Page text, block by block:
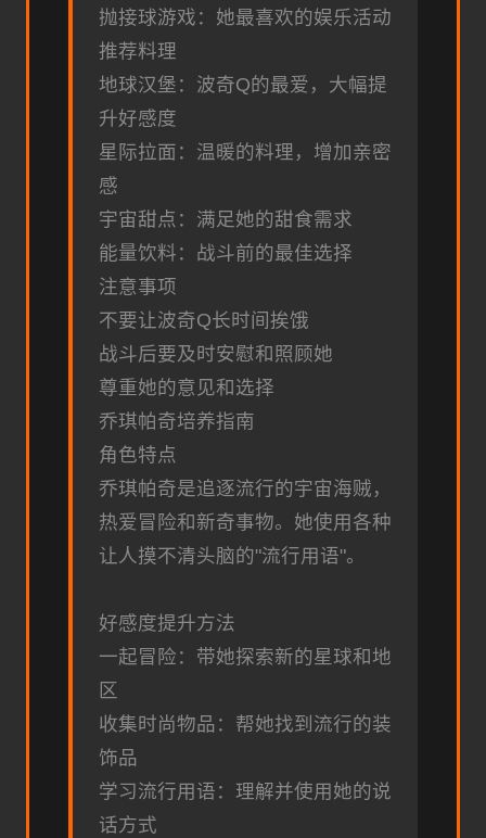
抛接球游戏：她最喜欢的娱乐活动
推荐料理
地球汉堡：波奇Q的最爱，大幅提
升好感度
星际拉面：温暖的料理，增加亲密
感
宇宙甜点：满足她的甜食需求
能量饮料：战斗前的最佳选择
注意事项
不要让波奇Q长时间挨饿
战斗后要及时安慰和照顾她
尊重她的意见和选择
乔琪帕奇培养指南
角色特点
乔琪帕奇是追逐流行的宇宙海贼，
热爱冒险和新奇事物。她使用各种
让人摸不清头脑的"流行用语"。
好感度提升方法
一起冒险：带她探索新的星球和地
区
收集时尚物品：帮她找到流行的装
饰品
学习流行用语：理解并使用她的说
话方式